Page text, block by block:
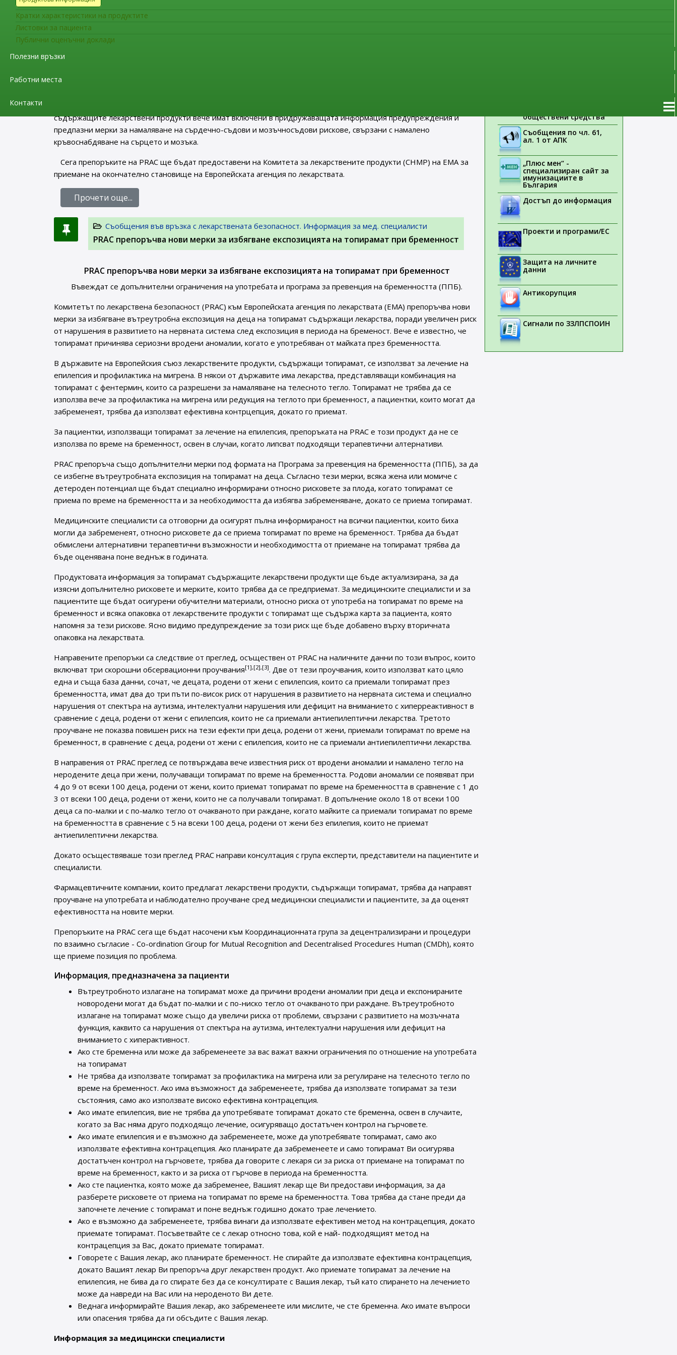
Кратки характеристики на продуктите
Листовки за пациента
Публични оценъчни доклади
Полезни връзки
Работни места
Контакти
Направените препоръки са следствие от оценка на цялата налична информация по този въпрос, включваща
данните за безопасност след разрешаването за употреба. Тази оценка показа, че е възможно псевдоефедрин да
има връзка с рисковете за PRES и RCVS. В хода на оценката PRAC получи препоръка от експертна група, състояща
организации. PRAC взе предвид и информация, предоставена от трета страна, представляваща медицинските
съдържащите лекарствени продукти вече имат включени в придружаващата информация предупреждения и
предпазни мерки за намаляване на сърдечно-съдови и мозъчносъдови рискове, свързани с намалено
кръвоснабдяване на сърцето и мозъка.
Сега препоръките на PRAC ще бъдат предоставени на Комитета за лекарствените продукти (CHMP) на ЕМА за
приемане на окончателно становище на Европейската агенция по лекарствата.
Прочети още...
Съобщения във връзка с лекарствената безопасност. Информация за мед. специалисти
PRAC препоръчва нови мерки за избягване експозицията на топирамат при бременност
PRAC препоръчва нови мерки за избягване експозицията на топирамат при бременност
Въвеждат се допълнителни ограничения на употребата и програма за превенция на бременността (ППБ).
Комитетът по лекарствена безопасност (PRAC) към Европейската агенция по лекарствата (ЕМА) препоръчва нови
мерки за избягване вътреутробна експозиция на деца на топирамат съдържащи лекарства, поради увеличен риск
от нарушения в развитието на нервната система след експозиция в периода на бременост. Вече е известно, че
топирамат причинява сериозни вродени аномалии, когато е употребяван от майката през бременността.
В държавите на Европейския съюз лекарствените продукти, съдържащи топирамат, се използват за лечение на
епилепсия и профилактика на мигрена. В някои от държавите има лекарства, представляващи комбинация на
топирамат с фентермин, които са разрешени за намаляване на телесното тегло. Топирамат не трябва да се
използва вече за профилактика на мигрена или редукция на теглото при бременност, а пациентки, които могат да
забременеят, трябва да използват ефективна контрцепция, докато го приемат.
За пациентки, използващи топирамат за лечение на епилепсия, препоръката на PRAC е този продукт да не се
използва по време на бременност, освен в случаи, когато липсват подходящи терапевтични алтернативи.
PRAC препоръча също допълнителни мерки под формата на Програма за превенция на бременността (ППБ), за да
се избегне вътреутробната експозиция на топирамат на деца. Съгласно тези мерки, всяка жена или момиче с
детероден потенциал ще бъдат специално информирани относно рисковете за плода, когато топирамат се
приема по време на бременността и за необходимостта да избягва забременяване, докато се приема топирамат.
Медицинските специалисти са отговорни да осигурят пълна информираност на всички пациентки, които биха
могли да забременеят, относно рисковете да се приема топирамат по време на бременност. Трябва да бъдат
обмислени алтернативни терапевтични възможности и необходимостта от приемане на топирамат трябва да
бъде оценявана поне веднъж в годината.
Продуктовата информация за топирамат съдържащите лекарствени продукти ще бъде актуализирана, за да
изясни допълнително рисковете и мерките, които трябва да се предприемат. За медицинските специалисти и за
пациентите ще бъдат осигурени обучителни материали, относно риска от употреба на топирамат по време на
бременност и всяка опаковка от лекарствените продукти с топирамат ще съдържа карта за пациента, която
напомня за тези рискове. Ясно видимо предупреждение за този риск ще бъде добавено върху вторичната
опаковка на лекарствата.
Направените препоръки са следствие от преглед, осъществен от PRAC на наличните данни по този въпрос, които
включват три скорошни обсервационни проучвания[1],[2],[3]. Две от тези проучвания, които използват като цяло
една и съща база данни, сочат, че децата, родени от жени с епилепсия, които са приемали топирамат през
бременността, имат два до три пъти по-висок риск от нарушения в развитието на нервната система и специално
нарушения от спектъра на аутизма, интелектуални нарушения или дефицит на вниманието с хиперреактивност в
сравнение с деца, родени от жени с епилепсия, които не са приемали антиепилептични лекарства. Третото
проучване не показва повишен риск на тези ефекти при деца, родени от жени, приемали топирамат по време на
бременност, в сравнение с деца, родени от жени с епилепсия, които не са приемали антиепилептични лекарства.
В направения от PRAC преглед се потвърждава вече известния риск от вродени аномалии и намалено тегло на
неродените деца при жени, получаващи топирамат по време на бременността. Родови аномалии се появяват при
4 до 9 от всеки 100 деца, родени от жени, които приемат топирамат по време на бременността в сравнение с 1 до
3 от всеки 100 деца, родени от жени, които не са получавали топирамат. В допълнение около 18 от всеки 100
деца са по-малки и с по-малко тегло от очакваното при раждане, когато майките са приемали топирамат по време
на бременността в сравнение с 5 на всеки 100 деца, родени от жени без епилепия, които не приемат
антиепилептични лекарства.
Докато осъществяваше този преглед PRAC направи консултация с група експерти, представители на пациентите и
специалисти.
Фармацевтичните компании, които предлагат лекарствени продукти, съдържащи топирамат, трябва да направят
проучване на употребата и наблюдателно проучване сред медицински специалисти и пациентите, за да оценят
ефективността на новите мерки.
Препоръките на PRAC сега ще бъдат насочени към Координационната група за децентрализирани и процедури
по взаимно съгласие - Co-ordination Group for Mutual Recognition and Decentralised Procedures Human (CMDh), която
ще приеме позиция по проблема.
Информация, предназначена за пациенти
Вътреутробното излагане на топирамат може да причини вродени аномалии при деца и експонираните
новородени могат да бъдат по-малки и с по-ниско тегло от очакваното при раждане. Вътреутробното
излагане на топирамат може също да увеличи риска от проблеми, свързани с развитието на мозъчната
функция, каквито са нарушения от спектъра на аутизма, интелектуални нарушения или дефицит на
вниманието с хиперактивност.
Ако сте бременна или може да забременеете за вас важат важни ограничения по отношение на употребата
на топирамат
Не трябва да използвате топирамат за профилактика на мигрена или за регулиране на телесното тегло по
време на бременност. Ако има възможност да забременеете, трябва да използвате топирамат за тези
състояния, само ако използвате високо ефективна контрацепция.
Ако имате епилепсия, вие не трябва да употребявате топирамат докато сте бременна, освен в случаите,
когато за Вас няма друго подходящо лечение, осигуряващо достатъчен контрол на гърчовете.
Ако имате епилепсия и е възможно да забременеете, може да употребявате топирамат, само ако
използвате ефективна контрацепция. Ако планирате да забременеете и само топирамат Ви осигурява
достатъчен контрол на гърчовете, трябва да говорите с лекаря си за риска от приемане на топирамат по
време на бременност, както и за риска от гърчове в периода на бременността.
Ако сте пациентка, която може да забременее, Вашият лекар ще Ви предостави информация, за да
разберете рисковете от приема на топирамат по време на бременността. Това трябва да стане преди да
започнете лечение с топирамат и поне веднъж годишно докато трае лечението.
Ако е възможно да забременеете, трябва винаги да използвате ефективен метод на контрацепция, докато
приемате топирамат. Посъветвайте се с лекар относно това, кой е най- подходящият метод на
контрацепция за Вас, докато приемате топирамат.
Говорете с Вашия лекар, ако планирате бременност. Не спирайте да използвате ефективна контрацепция,
докато Вашият лекар Ви препоръча друг лекарствен продукт. Ако приемате топирамат за лечение на
епилепсия, не бива да го спирате без да се консултирате с Вашия лекар, тъй като спирането на лечението
може да навреди на Вас или на нероденото Ви дете.
Веднага информирайте Вашия лекар, ако забременеете или мислите, че сте бременна. Ако имате въпроси
или опасения трябва да ги обсъдите с Вашия лекар.
Информация за медицински специалисти
обществени средства
Съобщения по чл. 61,
ал. 1 от АПК
„Плюс мен“ -
специализиран сайт за
имунизациите в
България
Достъп до информация
Проекти и програми/ЕС
Защита на личните
данни
Антикорупция
Сигнали по ЗЗЛПСПОИН